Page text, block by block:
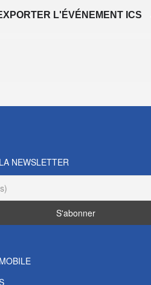
L'ÉVÉNEMENT ICS
NEWSLETTER